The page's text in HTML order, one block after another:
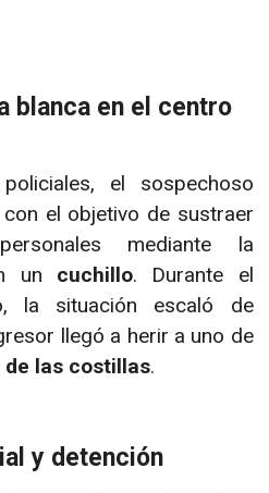
blanca en el centro
el sospechoso
el objetivo de sustraer
mediante la
un cuchillo. Durante el
la situación escaló de
llegó a herir a uno de
de las costillas.
y detención